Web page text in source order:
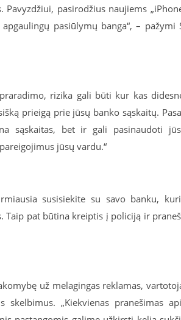
pasirodžius naujiems
pasiūlymų banga“, – pažymi
rizika gali būti kur kas
prieigą prie jūsų banko sąskaitų.
sąskaitas, bet ir gali pasinaudoti
jūsų vardu.“
susisiekite su savo banku,
Taip pat būtina kreiptis į policiją ir
už melagingas reklamas,
„Kiekvienas pranešimas